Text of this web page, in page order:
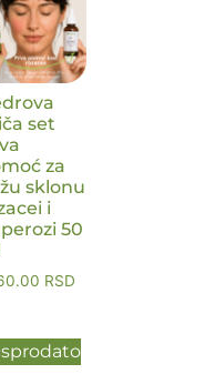
set
za
sklonu
i
50
RSD